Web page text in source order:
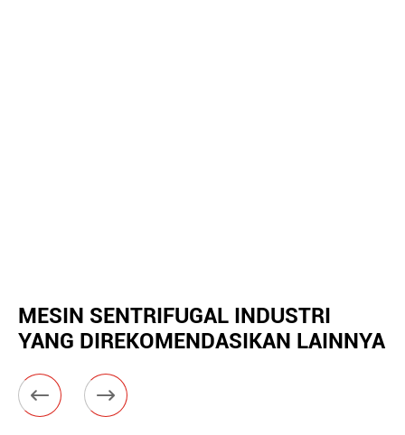
MESIN SENTRIFUGAL INDUSTRI
YANG DIREKOMENDASIKAN LAINNYA
 